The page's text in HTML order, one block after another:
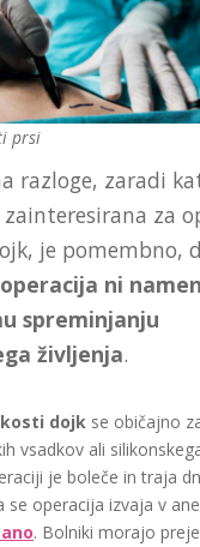
prsi
razloge, zaradi
za
je pomembno,
operacija ni
spreminjanju
življenja.
dojk se običajno
vsadkov ali
je boleče in traja
se operacija izvaja v
. Bolniki morajo